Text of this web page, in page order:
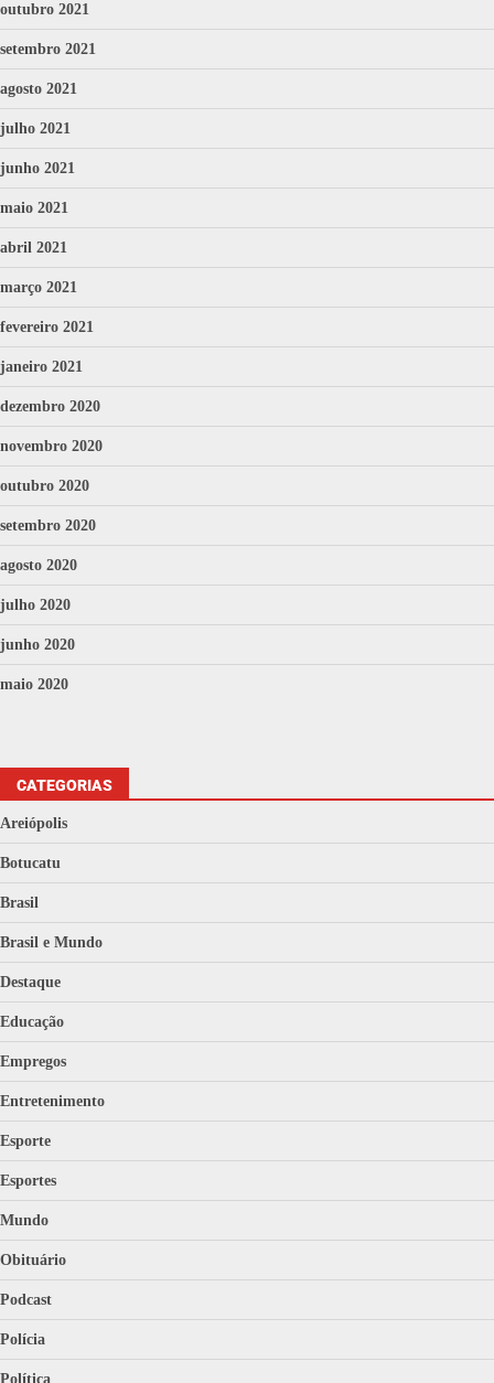
outubro 2021
setembro 2021
agosto 2021
julho 2021
junho 2021
maio 2021
abril 2021
março 2021
fevereiro 2021
janeiro 2021
dezembro 2020
novembro 2020
outubro 2020
setembro 2020
agosto 2020
julho 2020
junho 2020
maio 2020
CATEGORIAS
Areiópolis
Botucatu
Brasil
Brasil e Mundo
Destaque
Educação
Empregos
Entretenimento
Esporte
Esportes
Mundo
Obituário
Podcast
Polícia
Política